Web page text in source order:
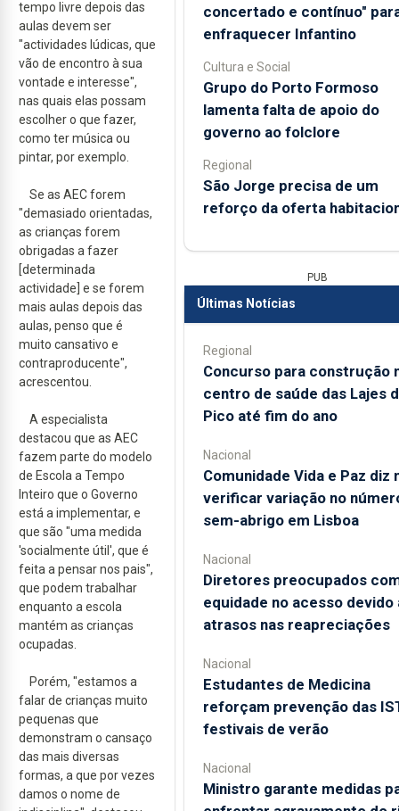
tempo livre depois das
aulas devem ser
"actividades lúdicas, que
vão de encontro à sua
vontade e interesse",
nas quais elas possam
escolher o que fazer,
como ter música ou
pintar, por exemplo.
Se as AEC forem
"demasiado orientadas,
as crianças forem
obrigadas a fazer
[determinada
actividade] e se forem
mais aulas depois das
aulas, penso que é
muito cansativo e
contraproducente",
acrescentou.
A especialista
destacou que as AEC
fazem parte do modelo
de Escola a Tempo
Inteiro que o Governo
está a implementar, e
que são "uma medida
'socialmente útil', que é
feita a pensar nos pais",
que podem trabalhar
enquanto a escola
mantém as crianças
ocupadas.
Porém, "estamos a
falar de crianças muito
pequenas que
demonstram o cansaço
das mais diversas
formas, a que por vezes
damos o nome de
concertado e contínuo"
enfraquecer Infantino
Cultura e Social
Grupo do Porto Formoso
lamenta falta de apoio do
governo ao folclore
Regional
São Jorge precisa de um
reforço da oferta
PUB
Últimas Notícias
Regional
Concurso para construção
centro de saúde das Lajes
Pico até fim do ano
Nacional
Comunidade Vida e Paz diz
verificar variação no
sem-abrigo em Lisboa
Nacional
Diretores preocupados
equidade no acesso devido
atrasos nas reapreciações
Nacional
Estudantes de Medicina
reforçam prevenção das
festivais de verão
Nacional
Ministro garante medidas